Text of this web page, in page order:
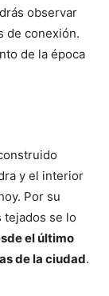
observar
de conexión.
de la época
y el interior
Por su
tejados se lo
el último
de la ciudad.